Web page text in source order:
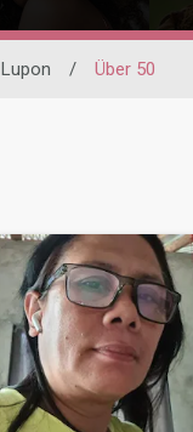
Lupon / Über 50